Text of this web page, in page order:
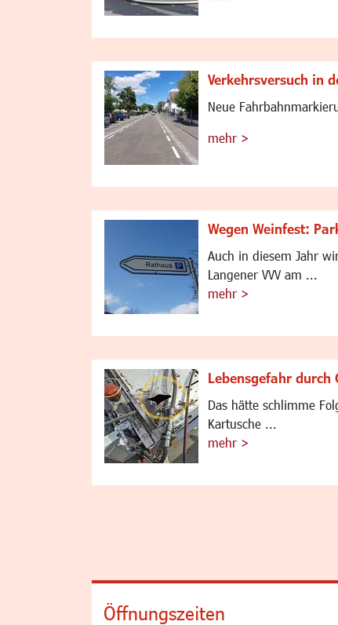
Verkehrsversuch in
Neue
mehr >
Wegen Weinfest:
Auch in diesem Jahr
Langener VVV am ...
mehr >
Lebensgefahr durch
Das hätte schlimme
Kartusche ...
mehr >
Öffnungszeiten